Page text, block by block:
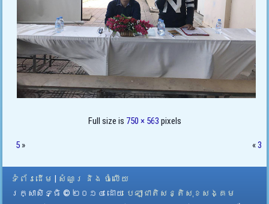
Full size is 750 × 563 pixels
5 » «3
ទំព័រដើម
សំណួរ និង ចំលើយ
រក្សាសិទ្ធិ © ២០១៤ ដោយ​ បេឡាជាតិសន្តិសុខសង្គម